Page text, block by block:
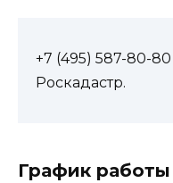
+7 (495) 587-80-
Роскадастр.
График работы